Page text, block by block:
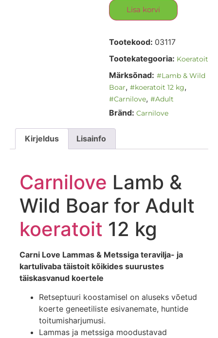
Lisa korvi
Tootekood: 03117
Tootekategooria: Koeratoit
Märksõnad: #Lamb & Wild
Boar, #koeratoit 12 kg,
#Carnilove, #Adult
Bränd: Carnilove
Kirjeldus Lisainfo
Carnilove Lamb &
Wild Boar for Adult
koeratoit 12 kg
Carni Love Lammas & Metssiga teravilja- ja
kartulivaba täistoit kõikides suurustes
täiskasvanud koertele
Retseptuuri koostamisel on aluseks võetud
koerte geneetiliste esivanemate, huntide
toitumisharjumusi.
Lammas ja metssiga moodustavad